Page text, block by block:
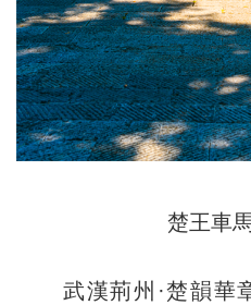
楚王車
武漢荊州·楚韻華